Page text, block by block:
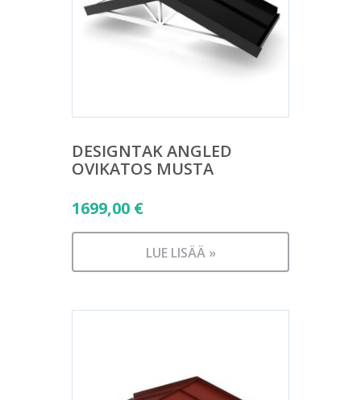
DESIGNTAK ANGLED
OVIKATOS MUSTA
1699,00 €
LUE LISÄÄ »